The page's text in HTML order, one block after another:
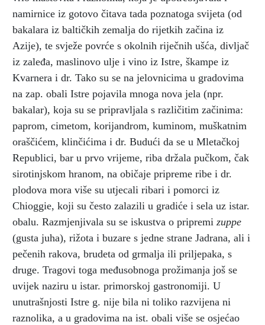
namirnice iz gotovo čitava tada poznatoga svijeta (od
bakalara iz baltičkih zemalja do rijetkih začina iz
Azije), te svježe povrće s okolnih riječnih ušća, divljač
iz zaleđa, maslinovo ulje i vino iz Istre, škampe iz
Kvarnera i dr. Tako su se na jelovnicima u gradovima
na zap. obali Istre pojavila mnoga nova jela (npr.
bakalar), koja su se pripravljala s različitim začinima:
paprom, cimetom, korijandrom, kuminom, muškatnim
oraščićem, klinčićima i dr. Budući da se u Mletačkoj
Republici, bar u prvo vrijeme, riba držala pučkom, čak
sirotinjskom hranom, na običaje pripreme ribe i dr.
plodova mora više su utjecali ribari i pomorci iz
Chioggie, koji su često zalazili u gradiće i sela uz istar.
obalu. Razmjenjivala su se iskustva o pripremi zuppe
(gusta juha), rižota i buzare s jedne strane Jadrana, ali i
pečenih rakova, brudeta od grmalja ili priljepaka, s
druge. Tragovi toga međusobnoga prožimanja još se
uvijek naziru u istar. primorskoj gastronomiji. U
unutrašnjosti Istre g. nije bila ni toliko razvijena ni
raznolika, a u gradovima na ist. obali više se osjećao